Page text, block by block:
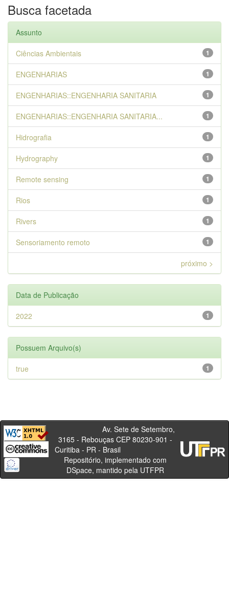
Busca facetada
Assunto
1
Ciências Ambientais
1
ENGENHARIAS
1
ENGENHARIAS::ENGENHARIA SANITARIA
1
ENGENHARIAS::ENGENHARIA SANITARIA...
1
Hidrografia
1
Hydrography
1
Remote sensing
1
Rios
1
Rivers
1
Sensoriamento remoto
próximo >
Data de Publicação
1
2022
Possuem Arquivo(s)
1
true
Av. Sete de Setembro,
3165 - Rebouças CEP 80230-901 -
Curitiba - PR - Brasil
Repositório, implementado com
DSpace, mantido pela UTFPR